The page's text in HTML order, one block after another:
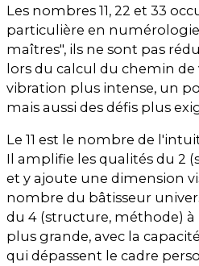
Les nombres 11, 22 et 33
particulière en
maîtres", ils ne sont pas
lors du calcul du chemin de
vibration plus intense, un
mais aussi des défis plus
Le 11 est le nombre de
Il amplifie les qualités du 2
et y ajoute une dimension
nombre du bâtisseur
du 4 (structure, méthode)
plus grande, avec la
qui dépassent le cadre